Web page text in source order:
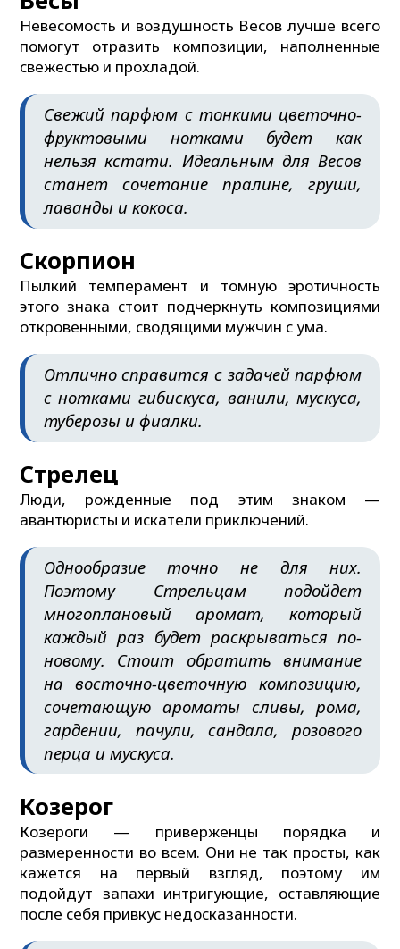
Невесомость и воздушность Весов лучше всего
помогут отразить композиции, наполненные
свежестью и прохладой.
Свежий парфюм с тонкими цветочно-
фруктовыми нотками будет как
нельзя кстати. Идеальным для Весов
станет сочетание пралине, груши,
лаванды и кокоса.
Скорпион
Пылкий темперамент и томную эротичность
этого знака стоит подчеркнуть композициями
откровенными, сводящими мужчин с ума.
Отлично справится с задачей парфюм
с нотками гибискуса, ванили, мускуса,
туберозы и фиалки.
Стрелец
Люди, рожденные под этим знаком —
авантюристы и искатели приключений.
Однообразие точно не для них.
Поэтому Стрельцам подойдет
многоплановый аромат, который
каждый раз будет раскрываться по-
новому. Стоит обратить внимание
на восточно-цветочную композицию,
сочетающую ароматы сливы, рома,
гардении, пачули, сандала, розового
перца и мускуса.
Козерог
Козероги — приверженцы порядка и
размеренности во всем. Они не так просты, как
кажется на первый взгляд, поэтому им
подойдут запахи интригующие, оставляющие
после себя привкус недосказанности.